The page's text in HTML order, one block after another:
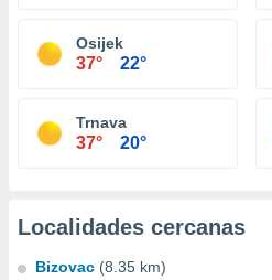
Osijek
37° 22°
Trnava
37° 20°
Localidades cercanas
Bizovac (8.35 km)